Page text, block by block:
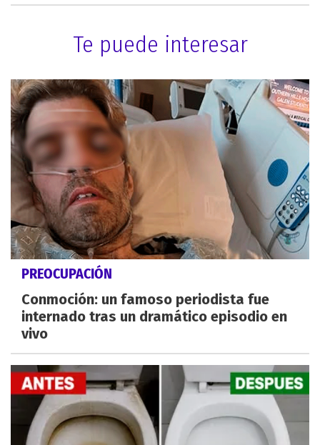
Te puede interesar
PREOCUPACIÓN
Conmoción: un famoso periodista fue
internado tras un dramático episodio en
vivo